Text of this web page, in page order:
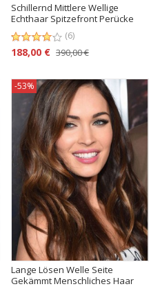
Schillernd Mittlere Wellige
Echthaar Spitzefront Perücke
(6)
390,00 €
188,00 €
-53%
Lange Lösen Welle Seite
Gekämmt Menschliches Haar